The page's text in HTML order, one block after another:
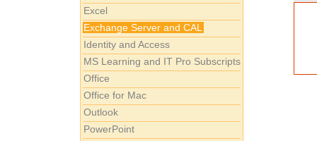
Excel
Exchange Server and CAL
Identity and Access
MS Learning and IT Pro Subscripts
Office
Office for Mac
Outlook
PowerPoint